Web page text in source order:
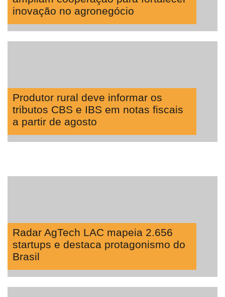
inovação no agronegócio
Produtor rural deve informar os
tributos CBS e IBS em notas fiscais
a partir de agosto
Radar AgTech LAC mapeia 2.656
startups e destaca protagonismo do
Brasil